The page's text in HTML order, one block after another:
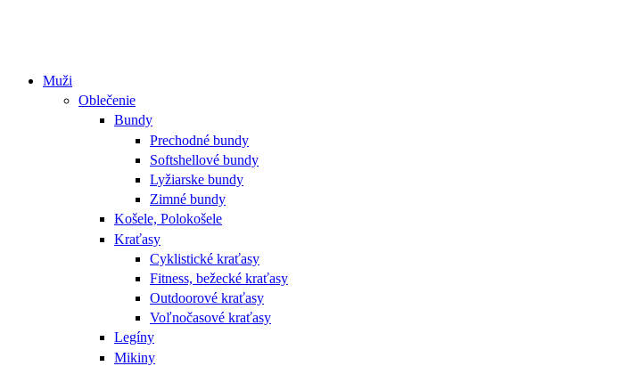
Muži
Oblečenie
Bundy
Prechodné bundy
Softshellové bundy
Lyžiarske bundy
Zimné bundy
Košele, Polokošele
Kraťasy
Cyklistické kraťasy
Fitness, bežecké kraťasy
Outdoorové kraťasy
Voľnočasové kraťasy
Legíny
Mikiny